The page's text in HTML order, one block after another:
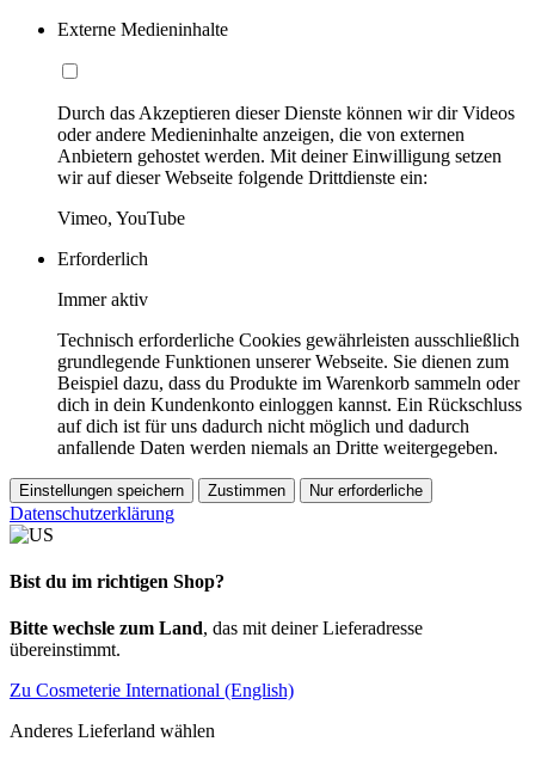
Externe Medieninhalte
Durch das Akzeptieren dieser Dienste können wir dir Videos
oder andere Medieninhalte anzeigen, die von externen
Anbietern gehostet werden. Mit deiner Einwilligung setzen
wir auf dieser Webseite folgende Drittdienste ein:
Vimeo, YouTube
Erforderlich
Immer aktiv
Technisch erforderliche Cookies gewährleisten ausschließlich
grundlegende Funktionen unserer Webseite. Sie dienen zum
Beispiel dazu, dass du Produkte im Warenkorb sammeln oder
dich in dein Kundenkonto einloggen kannst. Ein Rückschluss
auf dich ist für uns dadurch nicht möglich und dadurch
anfallende Daten werden niemals an Dritte weitergegeben.
Einstellungen speichern Zustimmen Nur erforderliche
Datenschutzerklärung
Bist du im richtigen Shop?
Bitte wechsle zum Land, das mit deiner Lieferadresse
übereinstimmt.
Zu Cosmeterie International (English)
Anderes Lieferland wählen